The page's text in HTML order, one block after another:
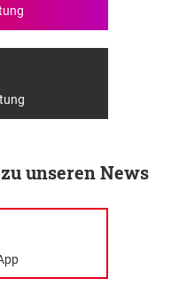
unseren News